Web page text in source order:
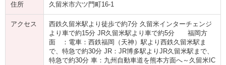
住所 久留米市六ツ門町16-1
アクセス
西鉄久留米駅より徒歩で約7分 久留米インターチェンジ
より車で約15分 JR久留米駅より車で約5分 福岡方
面 ：電車：西鉄福岡（天神）駅より西鉄久留米駅ま
で、特急で約30分 JR：JR博多駅よりJR久留米駅まで、
特急で約30分 車：九州自動車道を熊本方面へ～久留米IC